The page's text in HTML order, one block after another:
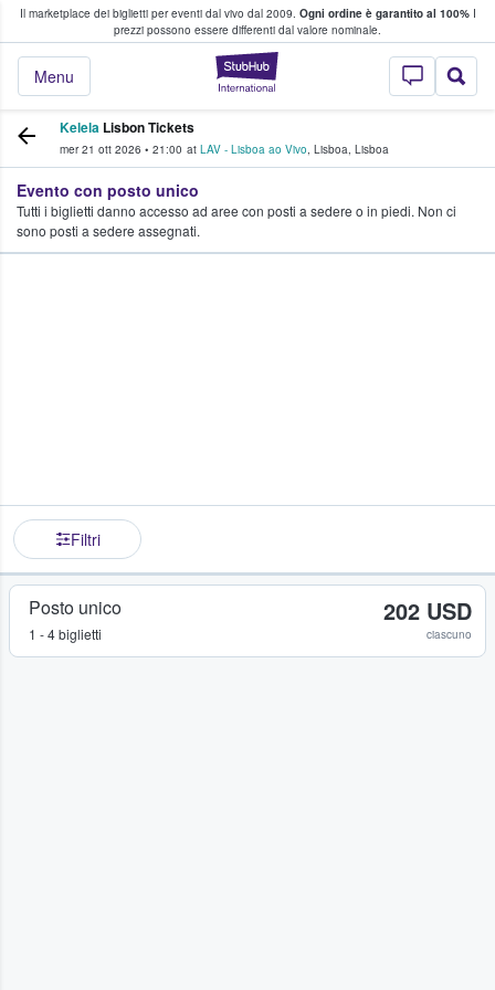
Il marketplace dei biglietti per eventi dal vivo dal 2009. Ogni ordine è garantito al 100%I
prezzi possono essere differenti dal valore nominale.
StubHub - Dove
Menu
fan comprano e vendono biglietti
Kelela Lisbon Tickets
mer 21 ott 2026 • 21:00 at LAV - Lisboa ao Vivo, Lisboa, Lisboa
Evento con posto unico
Tutti i biglietti danno accesso ad aree con posti a sedere o in piedi. Non ci
sono posti a sedere assegnati.
Filtri
Posto unico
1 - 4 biglietti
202 USD
ciascuno